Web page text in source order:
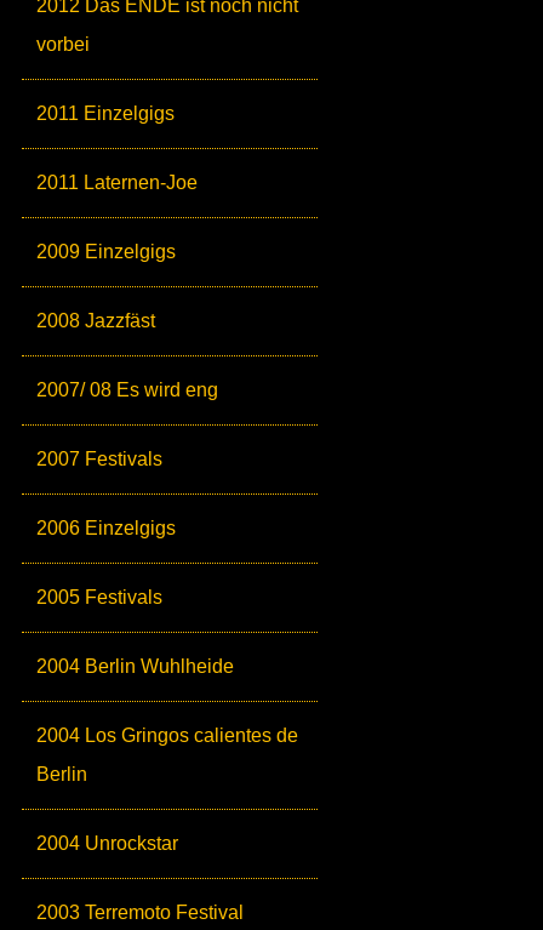
2012 Das ENDE ist noch nicht
vorbei
2011 Einzelgigs
2011 Laternen-Joe
2009 Einzelgigs
2008 Jazzfäst
2007/ 08 Es wird eng
2007 Festivals
2006 Einzelgigs
2005 Festivals
2004 Berlin Wuhlheide
2004 Los Gringos calientes de
Berlin
2004 Unrockstar
2003 Terremoto Festival